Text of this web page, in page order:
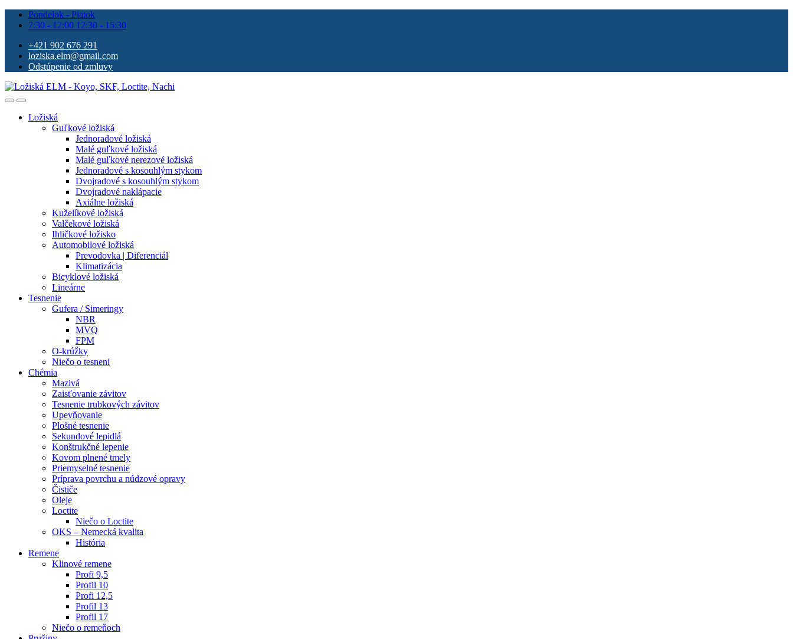
Pondelok - Piatok
7:30 - 12:00 12:30 - 15:30
+421 902 676 291
loziska.elm@gmail.com
Odstúpenie od zmluvy
Ložiská
Guľkové ložiská
Jednoradové ložiská
Malé guľkové ložiská
Malé guľkové nerezové ložiská
Jednoradové s kosouhlým stykom
Dvojradové s kosouhlým stykom
Dvojradové naklápacie
Axiálne ložiská
Kuželíkové ložiská
Valčekové ložiská
Ihličkové ložisko
Automobilové ložiská
Prevodovka | Diferenciál
Klimatizácia
Bicyklové ložiská
Lineárne
Tesnenie
Gufera / Simeringy
NBR
MVQ
FPM
O-krúžky
Niečo o tesneni
Chémia
Mazivá
Zaisťovanie závitov
Tesnenie trubkových závitov
Upevňovanie
Plošné tesnenie
Sekundové lepidlá
Konštrukčné lepenie
Kovom plnené tmely
Priemyselné tesnenie
Príprava povrchu a núdzové opravy
Čističe
Oleje
Loctite
Niečo o Loctite
OKS – Nemecká kvalita
História
Remene
Klinové remene
Profi 9,5
Profil 10
Profi 12,5
Profil 13
Profil 17
Niečo o remeňoch